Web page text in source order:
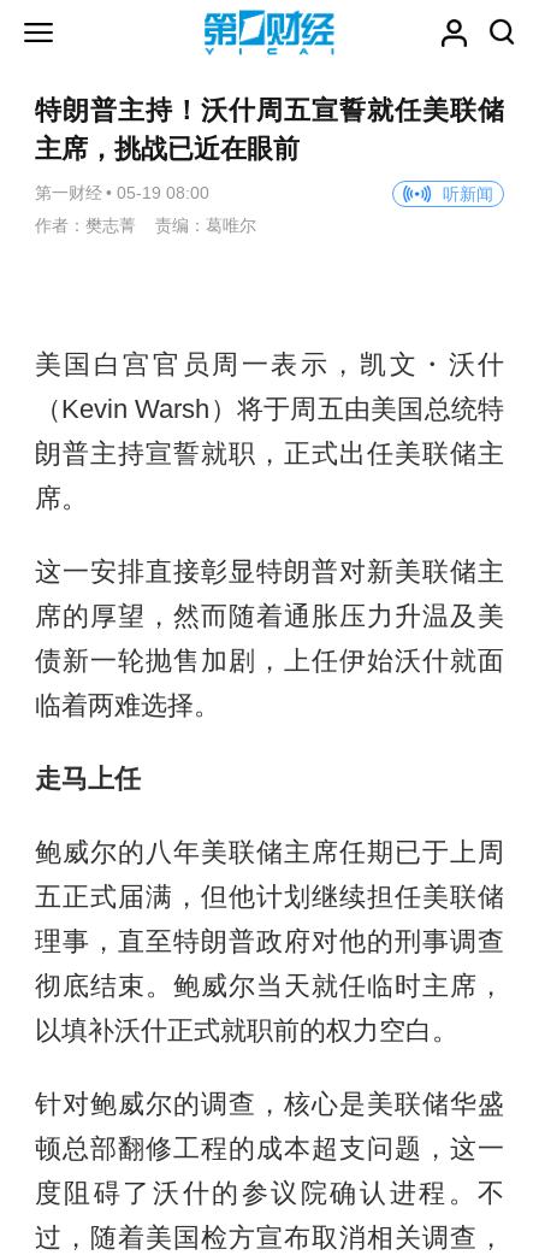
特朗普主持！沃什周五宣誓就任美联储
主席，挑战已近在眼前
第一财经 • 05-19 08:00
听新闻
作者：樊志菁 责编：葛唯尔
美国白宫官员周一表示，凯文・沃什
（Kevin Warsh）将于周五由美国总统特
朗普主持宣誓就职，正式出任美联储主
席。
这一安排直接彰显特朗普对新美联储主
席的厚望，然而随着通胀压力升温及美
债新一轮抛售加剧，上任伊始沃什就面
临着两难选择。
走马上任
鲍威尔的八年美联储主席任期已于上周
五正式届满，但他计划继续担任美联储
理事，直至特朗普政府对他的刑事调查
彻底结束。鲍威尔当天就任临时主席，
以填补沃什正式就职前的权力空白。
针对鲍威尔的调查，核心是美联储华盛
顿总部翻修工程的成本超支问题，这一
度阻碍了沃什的参议院确认进程。不
过，随着美国检方宣布取消相关调查，